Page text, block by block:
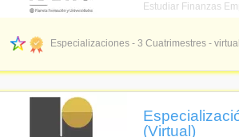
Estudiar Finanzas
Especializaciones - 3 Cuatrimestres - virtual
(Virtual)